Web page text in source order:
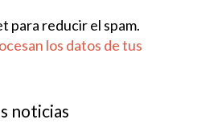
para reducir el spam.
los datos de tus
noticias